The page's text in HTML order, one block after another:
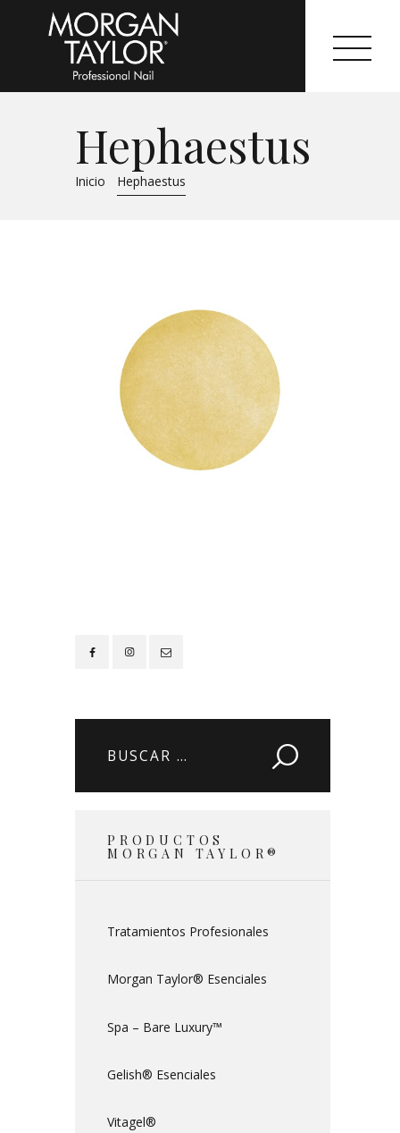
Hephaestus
Inicio Hephaestus
Morgan Taylor®
Sistemas Profesionales
Colecciones
Tutoriales
Contacto
Buscar:
PRODUCTOS
MORGAN TAYLOR®
Tratamientos Profesionales
Morgan Taylor® Esenciales
Spa – Bare Luxury™
Gelish® Esenciales
Vitagel®